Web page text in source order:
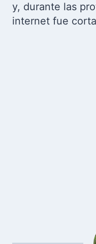
y, durante las
internet fue